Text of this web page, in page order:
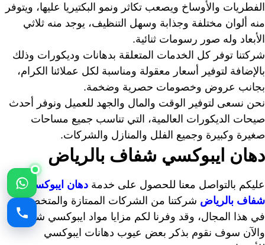
الفطريات والأوساخ ويصعب تكاثر ونمو البكتيريا عليها، ويتوفر
منه ألوان مختلفة وجذابة وسهل التنظيف، يوجد منه ثلاثي
الأبعاد وله صور رسومات ثنائية.
شركتنا توفر كل الخدمات المتعلقة بدهانات وديكورات وذلك
بالإضافة لتوفير أسعار معقولة ومناسبة لكل عملائنا الكرام،
بجانب عروض وخصومات حصرية وضخمة.
نحن نسعى لتوفير الوقت والمال والجهد للعميل ونوفر أحدث
صيحات الديكورات العالمية، التي تناسب جميع مساحات
صغيرة وكبيرة وجميع الفلل والمنازل والشركات.
دهان ايبوكسي شفاف بالرياض
عليكم بالتواصل معنا للحصول على خدمة دهان ايبوكسي
شفاف بالرياض شركتنا من الشركات الممتازة والمتخصصة
في هذا المجال، وقد وفرنا لكم مزايا مواد ايبوكسي شفاف،
والآن سوف نقوم بذكر بعض عيوب دهانات ايبوكسي